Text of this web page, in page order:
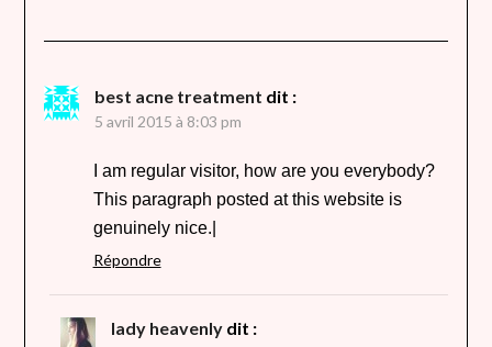
best acne treatment dit :
5 avril 2015 à 8:03 pm
I am regular visitor, how are you everybody?
This paragraph posted at this website is
genuinely nice.|
Répondre
lady heavenly dit :